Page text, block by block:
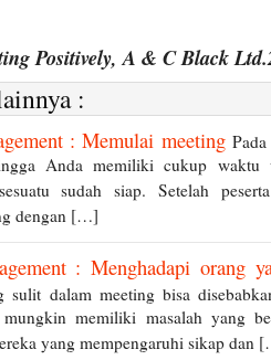
Positively, A & C Black
:
: Memulai meeting
Anda memiliki cukup waktu
sudah siap. Setelah
dengan […]
: Menghadapi orang
sulit dalam meeting bisa
memiliki masalah yang
yang mempengaruhi sikap dan